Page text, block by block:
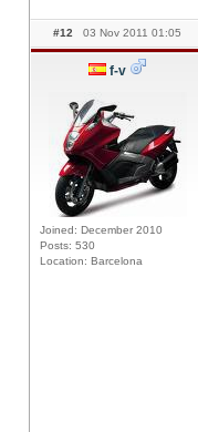
#12 03 Nov 2011 01:05
f-v
Joined: December 2010
Posts: 530
Location: Barcelona